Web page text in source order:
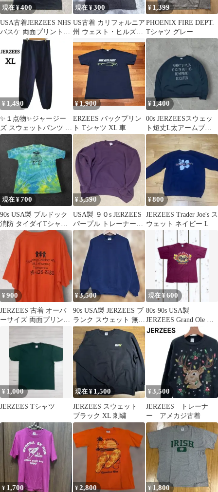
現在 ¥400
USA古着JERZEES NHS
バスケ 両面プリントT
シャツ 黒 XL
現在 ¥300
US古着 カリフォルニア
州 ウェスト・ヒルズ高
校 Tシャツ Mサイズ
¥ 1,399
PHOENIX FIRE DEPT.
Tシャツ グレー
¥ 1,490
✨１点物✨ジャージー
ズ スウェットパンツ ネ
イビー XL ゆるだぼ ヴ
ィンテージ
¥1,900
ERZEES バックプリン
ト Tシャツ XL 車
¥ 1,400
00s JERZEESスウェッ
ト短丈L太アームブラ
ックY2Kトレーナー
現在 ¥700
90s USA製 ブルドック
消防 タイダイTシャツ
シングルステッチ
¥3,590
USA製 ９０s JERZEES
パープル トレーナー
2XL
¥800
JERZEES Trader Joe's ス
ウェット ネイビー L
¥900
JERZEES 古着 オーバ
ーサイズ 両面プリント
¥3,500
90s USA製 JERZEES ブ
ランク スウェット 無地
プレーン ナスコン
現在 ¥600
80s-90s USA製
JERZEES Grand Ole ヴ
ィンテージ
¥ 1,000
JERZEES Tシャツ
現在 ¥ 1,500
JERZEES スウェット
ブラック XL 刺繍
¥ 3,500
JERZEES トレーナ
ー アメカジ古着
¥ 1,700 ¥2,800 ¥ 1,800